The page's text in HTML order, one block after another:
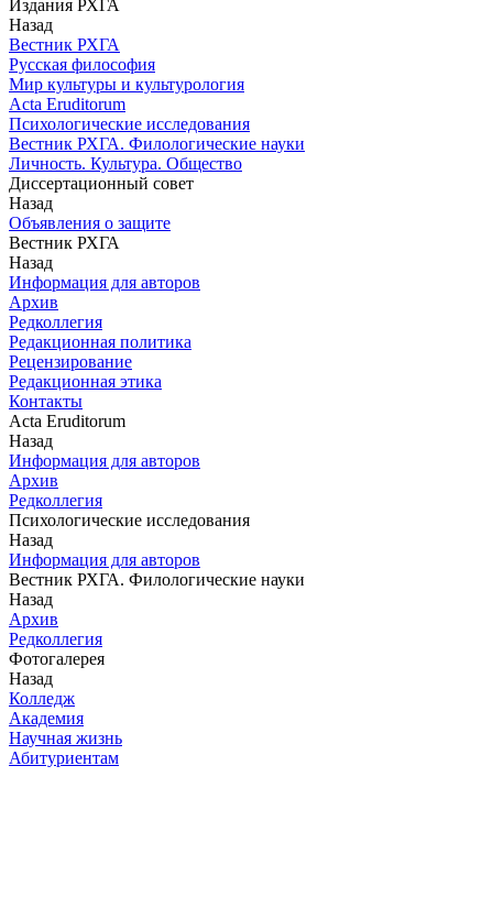
Издания РХГА
Назад
Вестник РХГА
Русская философия
Мир культуры и культурология
Acta Eruditorum
Психологические исследования
Вестник РХГА. Филологические науки
Личность. Культура. Общество
Диссертационный совет
Назад
Объявления о защите
Вестник РХГА
Назад
Информация для авторов
Архив
Редколлегия
Редакционная политика
Рецензирование
Редакционная этика
Контакты
Acta Eruditorum
Назад
Информация для авторов
Архив
Редколлегия
Психологические исследования
Назад
Информация для авторов
Вестник РХГА. Филологические науки
Назад
Архив
Редколлегия
Фотогалерея
Назад
Колледж
Академия
Научная жизнь
Абитуриентам